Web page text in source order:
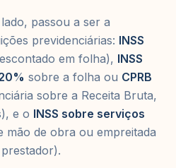
passou a ser a
previdenciárias: INSS
em folha), INSS
sobre a folha ou CPRB
sobre a Receita Bruta,
e o INSS sobre serviços
mão de obra ou empreitada